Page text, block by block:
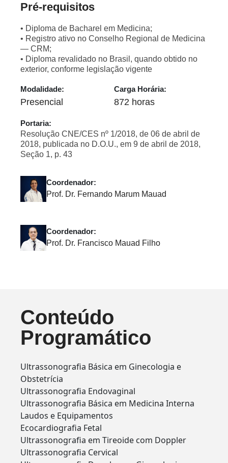
Pré-requisitos
• Diploma de Bacharel em Medicina;
• Registro ativo no Conselho Regional de Medicina
— CRM;
• Diploma revalidado no Brasil, quando obtido no
exterior, conforme legislação vigente
Modalidade:
Presencial
Carga Horária:
872 horas
Portaria:
Resolução CNE/CES nº 1/2018, de 06 de abril de
2018, publicada no D.O.U., em 9 de abril de 2018,
Seção 1, p. 43
Coordenador:
Prof. Dr. Fernando Marum Mauad
Coordenador:
Prof. Dr. Francisco Mauad Filho
Conteúdo
Programático
Ultrassonografia Básica em Ginecologia e
Obstetrícia
Ultrassonografia Endovaginal
Ultrassonografia Básica em Medicina Interna
Laudos e Equipamentos
Ecocardiografia Fetal
Ultrassonografia em Tireoide com Doppler
Ultrassonografia Cervical